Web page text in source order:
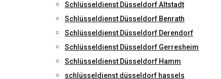
Schlüsseldienst Düsseldorf Altstadt
Schlüsseldienst Düsseldorf Benrath
Schlüsseldienst Düsseldorf Derendorf
Schlüsseldienst Düsseldorf Gerresheim
Schlüsseldienst Düsseldorf Hamm
schlüsseldienst düsseldorf hassels